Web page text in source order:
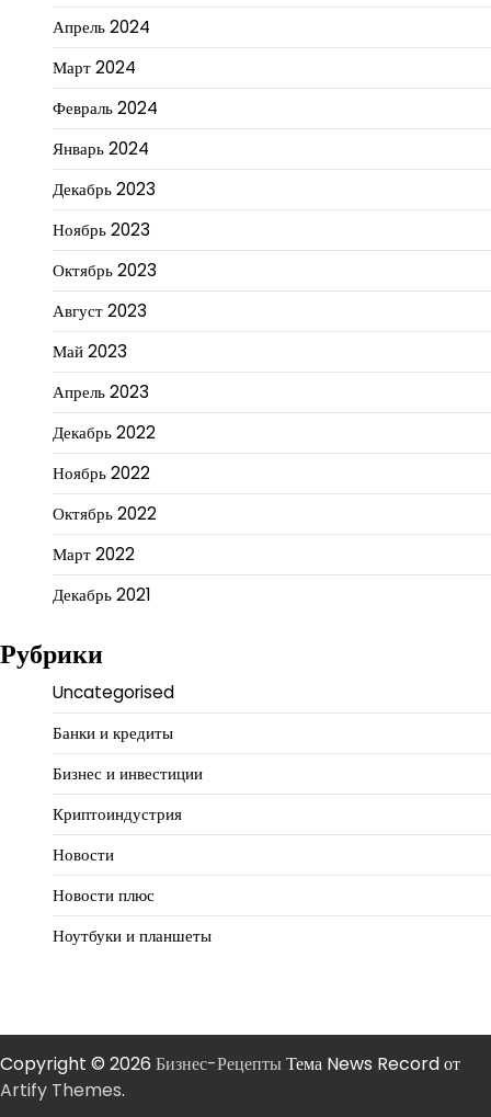
Апрель 2024
Март 2024
Февраль 2024
Январь 2024
Декабрь 2023
Ноябрь 2023
Октябрь 2023
Август 2023
Май 2023
Апрель 2023
Декабрь 2022
Ноябрь 2022
Октябрь 2022
Март 2022
Декабрь 2021
Рубрики
Uncategorised
Банки и кредиты
Бизнес и инвестиции
Криптоиндустрия
Новости
Новости плюс
Ноутбуки и планшеты
Copyright © 2026 Бизнес-РецептыТема News Record от
Artify Themes.